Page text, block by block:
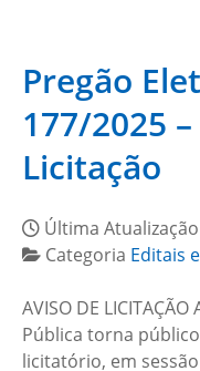
Pregão
177/2025
Licitação
Última
Categoria Editais
AVISO DE
Pública torna
licitatório, em